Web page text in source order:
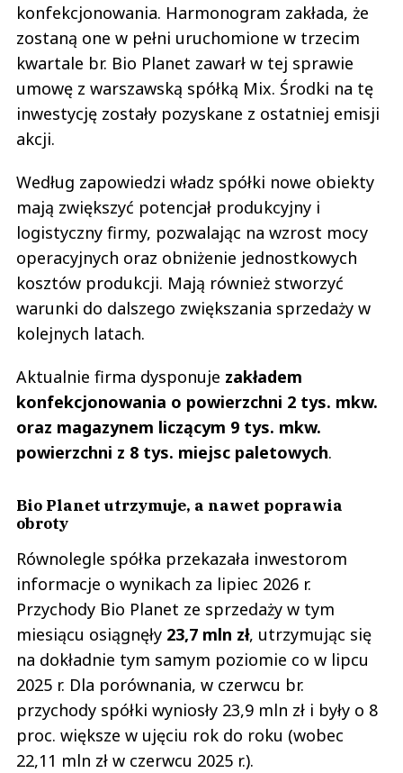
konfekcjonowania. Harmonogram zakłada, że
zostaną one w pełni uruchomione w trzecim
kwartale br. Bio Planet zawarł w tej sprawie
umowę z warszawską spółką Mix. Środki na tę
inwestycję zostały pozyskane z ostatniej emisji
akcji.
Według zapowiedzi władz spółki nowe obiekty
mają zwiększyć potencjał produkcyjny i
logistyczny firmy, pozwalając na wzrost mocy
operacyjnych oraz obniżenie jednostkowych
kosztów produkcji. Mają również stworzyć
warunki do dalszego zwiększania sprzedaży w
kolejnych latach.
Aktualnie firma dysponuje zakładem
konfekcjonowania o powierzchni 2 tys. mkw.
oraz magazynem liczącym 9 tys. mkw.
powierzchni z 8 tys. miejsc paletowych.
Bio Planet utrzymuje, a nawet poprawia
obroty
Równolegle spółka przekazała inwestorom
informacje o wynikach za lipiec 2026 r.
Przychody Bio Planet ze sprzedaży w tym
miesiącu osiągnęły 23,7 mln zł, utrzymując się
na dokładnie tym samym poziomie co w lipcu
2025 r. Dla porównania, w czerwcu br.
przychody spółki wyniosły 23,9 mln zł i były o 8
proc. większe w ujęciu rok do roku (wobec
22,11 mln zł w czerwcu 2025 r.).